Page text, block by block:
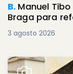
B. Manuel
Braga para
3 agosto 2026